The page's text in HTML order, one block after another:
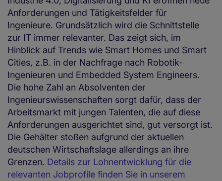
Anforderungen und Tätigkeitsfelder für
Ingenieure. Grundsätzlich wird die Schnittstelle
zur IT immer relevanter. Das zeigt sich, im
Hinblick auf Trends wie Smart Homes und Smart
Cities, z.B. in der Nachfrage nach Robotik-
Ingenieuren und Embedded System Engineers.
Die hohe Zahl an Absolventen der
Ingenieurswissenschaften sorgt dafür, dass der
Arbeitsmarkt mit jungen Talenten, die auf diese
Anforderungen ausgerichtet sind, gut versorgt ist.
Die Gehälter stoßen aufgrund der aktuellen
deutschen Wirtschaftslage allerdings an ihre
Grenzen. Details zur Lohnentwicklung für die
relevanten Jobprofile finden Sie in unserem